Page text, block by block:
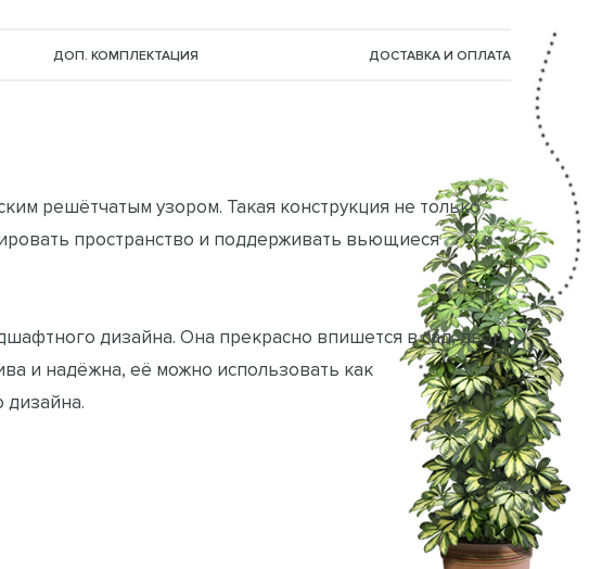
ДОП. КОМПЛЕКТАЦИЯ ДОСТАВКА И ОПЛАТА
решётчатым узором. Такая конструкция не только
пространство и поддерживать вьющиеся
дизайна. Она прекрасно впишется в сад, двор
и надёжна, её можно использовать как
дизайна.
В ассортименте представлен большой
ему оригинальный стиль и создать комфортные